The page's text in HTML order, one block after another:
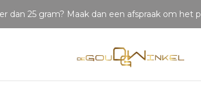
Betaal in delen